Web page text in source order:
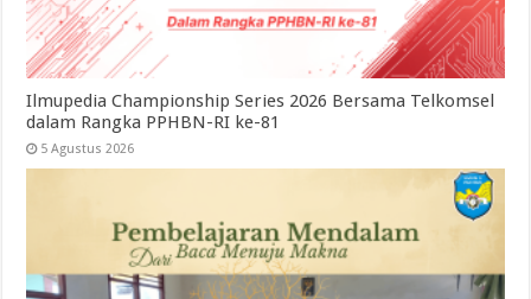
Ilmupedia Championship Series 2026 Bersama Telkomsel
dalam Rangka PPHBN-RI ke-81
5 Agustus 2026